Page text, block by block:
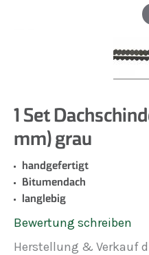
1 Set
mm) grau
handgefertigt
Bitumendach
langlebig
Bewertung schreiben
Herstellung & Verkauf